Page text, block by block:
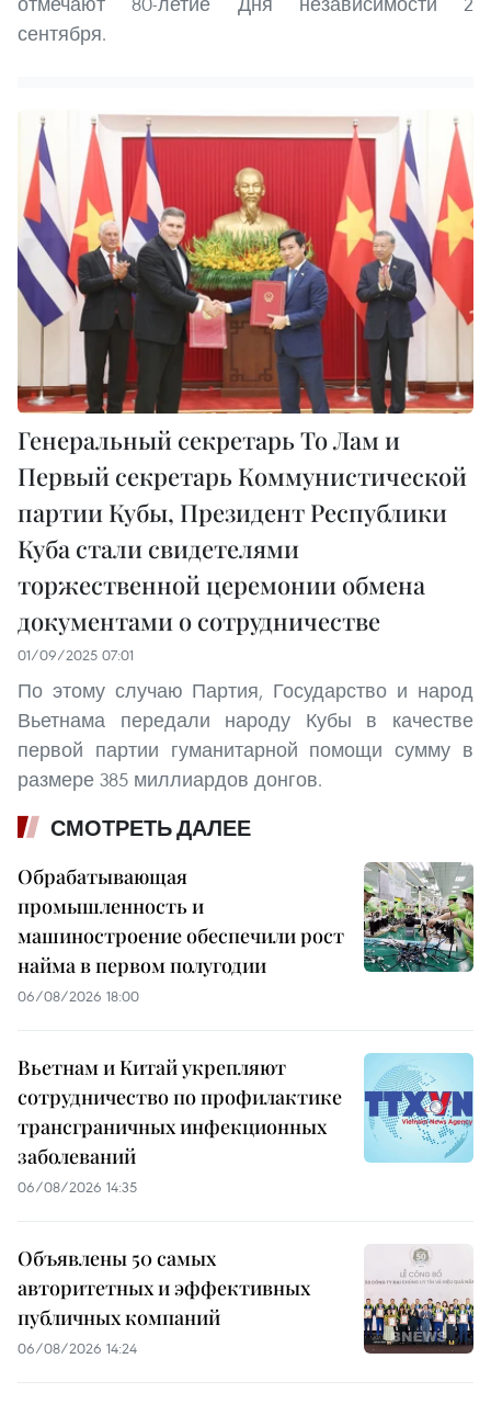
сентября.
Генеральный секретарь То Лам и
Первый секретарь Коммунистической
партии Кубы, Президент Республики
Куба стали свидетелями
торжественной церемонии обмена
документами о сотрудничестве
01/09/2025 07:01
По этому случаю Партия, Государство и народ
Вьетнама передали народу Кубы в качестве
первой партии гуманитарной помощи сумму в
размере 385 миллиардов донгов.
СМОТРЕТЬ ДАЛЕЕ
Обрабатывающая
промышленность и
машиностроение обеспечили рост
найма в первом полугодии
06/08/2026 18:00
Вьетнам и Китай укрепляют
сотрудничество по профилактике
трансграничных инфекционных
заболеваний
06/08/2026 14:35
Объявлены 50 самых
авторитетных и эффективных
публичных компаний
06/08/2026 14:24